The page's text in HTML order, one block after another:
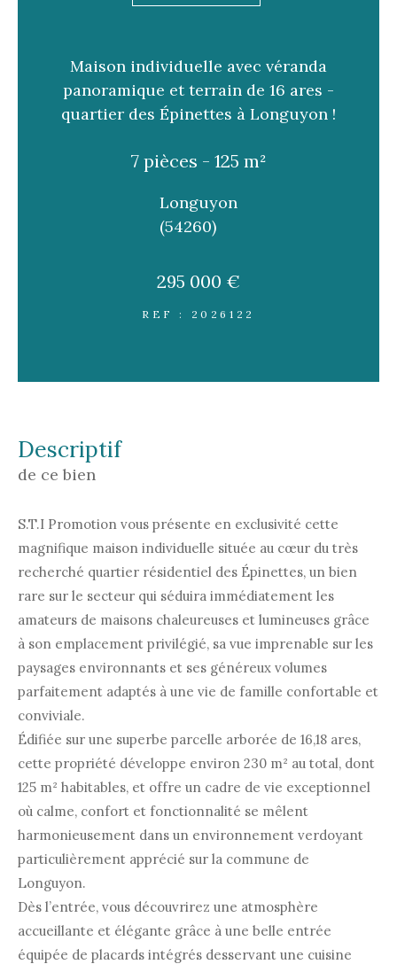
Maison individuelle avec véranda
panoramique et terrain de 16 ares -
quartier des Épinettes à Longuyon !
7 pièces - 125 m²
Longuyon
(54260)
295 000 €
REF : 2026122
descriptif
de ce bien
S.T.I Promotion vous présente en exclusivité cette
magnifique maison individuelle située au cœur du très
recherché quartier résidentiel des Épinettes, un bien
rare sur le secteur qui séduira immédiatement les
amateurs de maisons chaleureuses et lumineuses grâce
à son emplacement privilégié, sa vue imprenable sur les
paysages environnants et ses généreux volumes
parfaitement adaptés à une vie de famille confortable et
conviviale.
Édifiée sur une superbe parcelle arborée de 16,18 ares,
cette propriété développe environ 230 m² au total, dont
125 m² habitables, et offre un cadre de vie exceptionnel
où calme, confort et fonctionnalité se mêlent
harmonieusement dans un environnement verdoyant
particulièrement apprécié sur la commune de
Longuyon.
Dès l’entrée, vous découvrirez une atmosphère
accueillante et élégante grâce à une belle entrée
équipée de placards intégrés desservant une cuisine
Coups de coeur Exclusivités Nouveautés
RECHERCHER